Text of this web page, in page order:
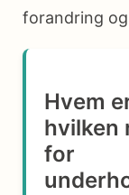
forandring
Hvem
hvilken
for